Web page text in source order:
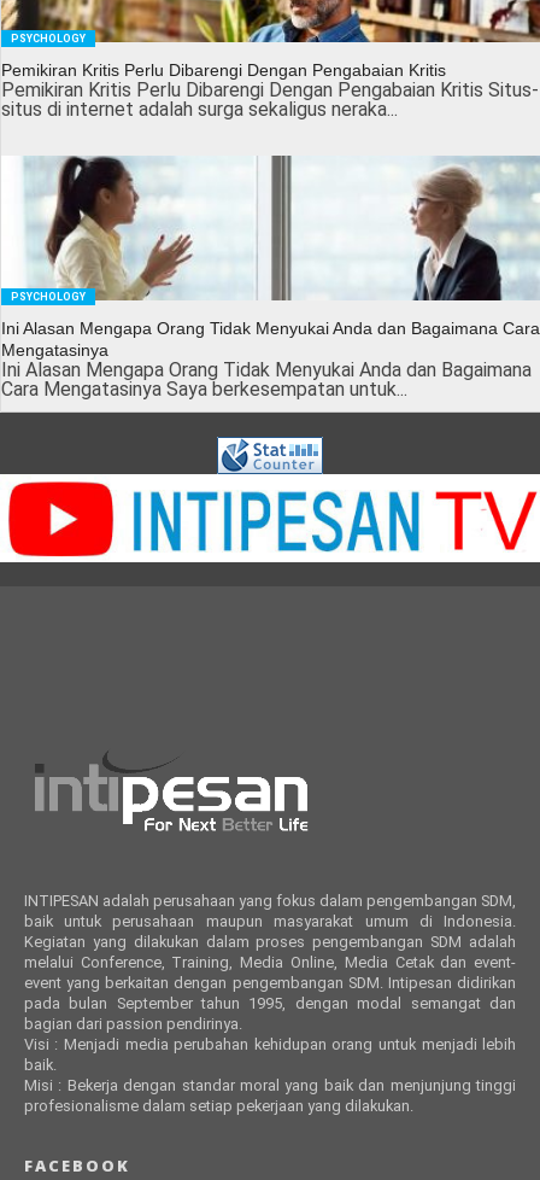
PSYCHOLOGY
Pemikiran Kritis Perlu Dibarengi Dengan Pengabaian Kritis
Pemikiran Kritis Perlu Dibarengi Dengan Pengabaian Kritis Situs-
situs di internet adalah surga sekaligus neraka...
PSYCHOLOGY
Ini Alasan Mengapa Orang Tidak Menyukai Anda dan Bagaimana Cara
Mengatasinya
Ini Alasan Mengapa Orang Tidak Menyukai Anda dan Bagaimana
Cara Mengatasinya Saya berkesempatan untuk...
INTIPESAN adalah perusahaan yang fokus dalam pengembangan SDM,
baik untuk perusahaan maupun masyarakat umum di Indonesia.
Kegiatan yang dilakukan dalam proses pengembangan SDM adalah
melalui Conference, Training, Media Online, Media Cetak dan event-
event yang berkaitan dengan pengembangan SDM. Intipesan didirikan
pada bulan September tahun 1995, dengan modal semangat dan
bagian dari passion pendirinya.
Visi : Menjadi media perubahan kehidupan orang untuk menjadi lebih
baik.
Misi : Bekerja dengan standar moral yang baik dan menjunjung tinggi
profesionalisme dalam setiap pekerjaan yang dilakukan.
FACEBOOK